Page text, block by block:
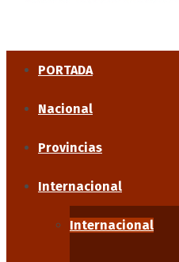
PORTADA
Nacional
Provincias
Internacional
Internacional